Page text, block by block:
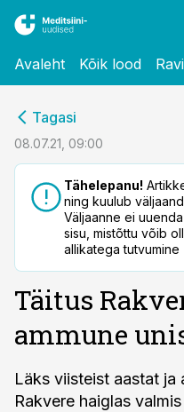
Avaleht Kõik lood
Tagasi
08.07.21, 09:00
Tähelepanu!
ning kuulub
Väljaanne ei
sisu, mistõttu võib
allikatega tutvumine
Täitus
ammune
Läks viisteist aastat ja
Rakvere haiglas